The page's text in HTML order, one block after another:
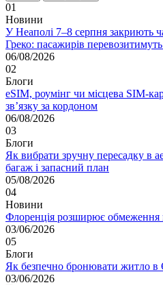
01
Новини
У Неаполі 7–8 серпня закриють
Греко: пасажирів
06/08/2026
02
Блоги
eSIM, роумінг чи місцева SIM-
зв’язку за кордоном
06/08/2026
03
Блоги
Як вибрати зручну пересадку в
багаж і запасний план
05/08/2026
04
Новини
Флоренція розширює обмеження
03/06/2026
05
Блоги
Як безпечно бронювати житло в
03/06/2026